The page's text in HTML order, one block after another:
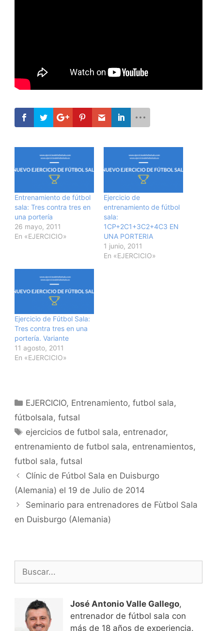
Entrenamiento de fútbol
sala: Tres contra tres en
una portería
26 mayo, 2011
En «EJERCICIO»
Ejercicio de
entrenamiento de fútbol
sala:
1CP+2C1+3C2+4C3 EN
UNA PORTERIA
1 junio, 2011
En «EJERCICIO»
Ejercicio de Fútbol Sala:
Tres contra tres en una
portería. Variante
11 agosto, 2011
En «EJERCICIO»
Categorías
EJERCICIO, Entrenamiento,futbol sala,
fútbolsala, futsal
Etiquetas
ejercicios de futbol sala, entrenador,
entrenamiento de futbol sala, entrenamientos,
futbol sala, futsal
Navegación
de
Clínic de Fútbol Sala en Duisburgo
(Alemania) el 19 de Julio de 2014
Seminario para entrenadores de Fùtbol Sala
en Duisburgo (Alemania)
Buscar:
José Antonio Valle Gallego,
entrenador de fútbol sala con
más de 18 años de experiencia.